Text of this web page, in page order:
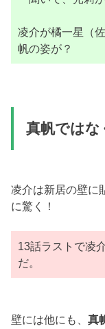
凌介が橘一星（
帆の姿が？
真帆ではな
凌介は新居の壁に
に驚く！
13話ラストで凌
だ。
壁には他にも、真